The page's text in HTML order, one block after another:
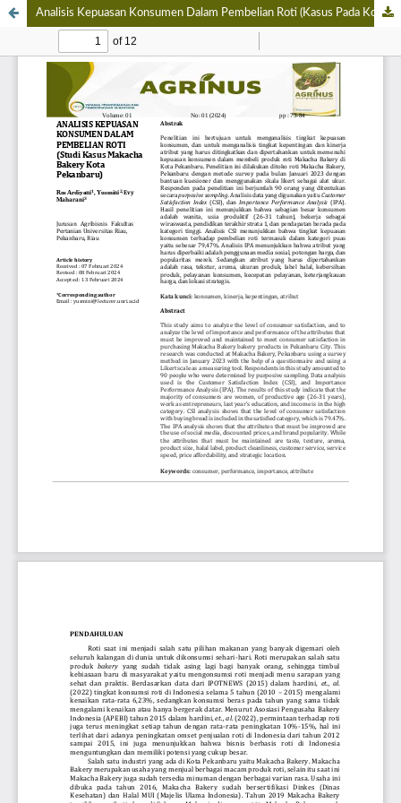
Analisis Kepuasan Konsumen Dalam Pembelian Roti (Kasus Pada Konsumen Makacha Bakery Di Kota Pekanbaru)